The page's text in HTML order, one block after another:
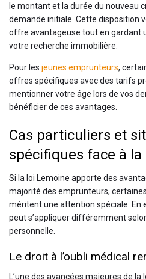
le montant et la durée du nouveau
demande initiale. Cette disposition
offre avantageuse tout en gardant
votre recherche immobilière.
Pour les jeunes emprunteurs,
offres spécifiques avec des tarifs
mentionner votre âge lors de vos
bénéficier de ces avantages.
Cas particuliers et
spécifiques face à
Si la loi Lemoine apporte des
majorité des emprunteurs,
méritent une attention spéciale. En
peut s’appliquer différemment
personnelle.
Le droit à l’oubli médical
L’une des avancées majeures de la